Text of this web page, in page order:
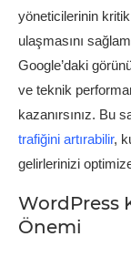
yöneticilerinin
ulaşmasını
Google’daki
ve teknik
kazanırsınız. Bu
trafiğini artırabilir,
gelirlerinizi
WordPress
Önemi